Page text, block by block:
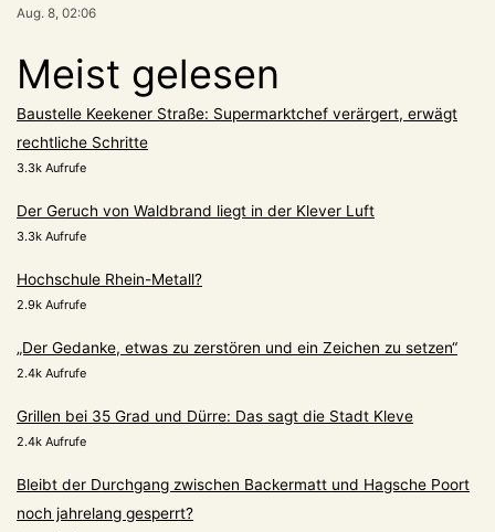
Aug. 8, 02:06
Meist gelesen
Baustelle Keekener Straße: Supermarktchef verärgert, erwägt
rechtliche Schritte
3.3k Aufrufe
Der Geruch von Waldbrand liegt in der Klever Luft
3.3k Aufrufe
Hochschule Rhein-Metall?
2.9k Aufrufe
„Der Gedanke, etwas zu zerstören und ein Zeichen zu setzen“
2.4k Aufrufe
Grillen bei 35 Grad und Dürre: Das sagt die Stadt Kleve
2.4k Aufrufe
Bleibt der Durchgang zwischen Backermatt und Hagsche Poort
noch jahrelang gesperrt?